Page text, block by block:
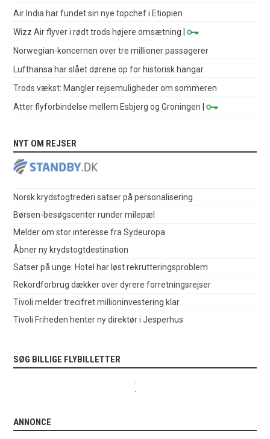
Air India har fundet sin nye topchef i Etiopien
Wizz Air flyver i rødt trods højere omsætning |
Norwegian-koncernen over tre millioner passagerer
Lufthansa har slået dørene op for historisk hangar
Trods vækst: Mangler rejsemuligheder om sommeren
Atter flyforbindelse mellem Esbjerg og Groningen |
NYT OM REJSER
Norsk krydstogtrederi satser på personalisering
Børsen-besøgscenter runder milepæl
Melder om stor interesse fra Sydeuropa
Åbner ny krydstogtdestination
Satser på unge: Hotel har løst rekrutteringsproblem
Rekordforbrug dækker over dyrere forretningsrejser
Tivoli melder trecifret millioninvestering klar
Tivoli Friheden henter ny direktør i Jesperhus
SØG BILLIGE FLYBILLETTER
ANNONCE